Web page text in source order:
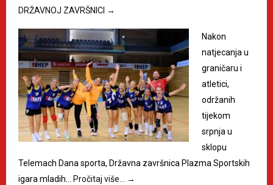
DRŽAVNOJ ZAVRŠNICI →
Nakon
natjecanja u
graničaru i
atletici,
održanih
tijekom
srpnja u
sklopu
Telemach Dana sporta, Državna završnica Plazma Sportskih
igara mladih… Pročitaj više… →